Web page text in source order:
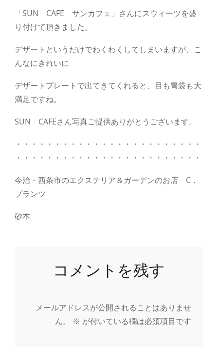
「SUN CAFE サンカフェ」さんにスウィーツを盛
り付けて頂きました。
デザートというだけでわくわくしてしまいますが、こ
んなにきれいに
デザートプレートで出てきてくれると、目も胃袋も大
満足ですね。
SUN CAFEさん写真ご提供ありがとうございます。
・・・・・・・・・・・・・・・・・・・・・・・・
・・・・・・・・・・・・・・・・・・・・・・・・
今治・西条市のエクステリア＆ガーデンのお店 C．
プランツ
砂本
コメントを残す
メールアドレスが公開されることはありませ
ん。
※ が付いている欄は必須項目です